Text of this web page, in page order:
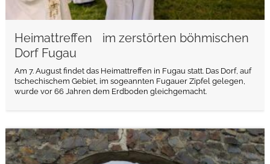
Heimattreffen im zerstörten böhmischen
Dorf Fugau
Am 7. August findet das Heimattreffen in Fugau statt. Das Dorf, auf
tschechischem Gebiet, im sogeannten Fugauer Zipfel gelegen,
wurde vor 66 Jahren dem Erdboden gleichgemacht.
weiterlesen